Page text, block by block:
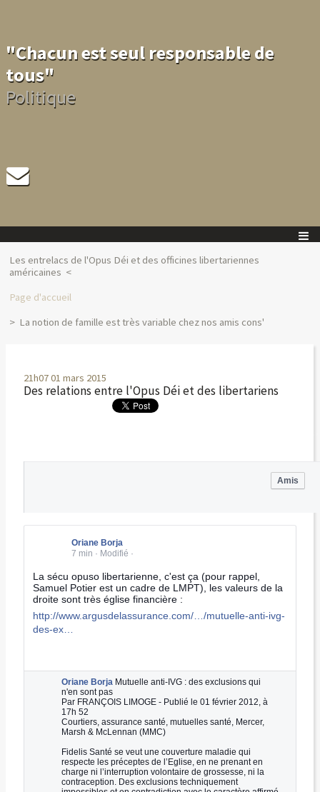
"Chacun est seul responsable de
tous"
Politique
Les entrelacs de l'Opus Déi et des officines libertariennes
américaines
Page d'accueil
La notion de famille est très variable chez nos amis cons'
21h0701 mars 2015
Des relations entre l'Opus Déi et des libertariens
Amis
é
Oriane Borja
7 min · Modifié ·
La sécu opuso libertarienne, c'est ça (pour rappel,
Samuel Potier est un cadre de LMPT), les valeurs de la
droite sont très église financière :
http://www.argusdelassurance.com/…/mutuelle-anti-ivg-
des-ex…
Oriane Borja Mutuelle anti-IVG : des exclusions qui
n'en sont pas
Par FRANÇOIS LIMOGE - Publié le 01 février 2012, à
17h 52
Courtiers, assurance santé, mutuelles santé, Mercer,
Marsh & McLennan (MMC)
Fidelis Santé se veut une couverture maladie qui
respecte les préceptes de l’Eglise, en ne prenant en
charge ni l’interruption volontaire de grossesse, ni la
contraception. Des exclusions techniquement